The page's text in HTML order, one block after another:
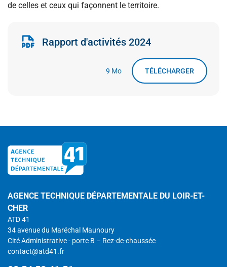
de celles et ceux qui façonnent le territoire.
Rapport d'activités 2024
9 Mo TÉLÉCHARGER
AGENCE TECHNIQUE DÉPARTEMENTALE DU LOIR-ET-
CHER
ATD 41
34 avenue du Maréchal Maunoury
Cité Administrative - porte B – Rez-de-chaussée
contact@atd41.fr